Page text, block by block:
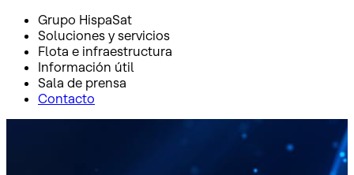
Grupo HispaSat
Soluciones y servicios
Flota e infraestructura
Información útil
Sala de prensa
Contacto
Soluciones y servicios